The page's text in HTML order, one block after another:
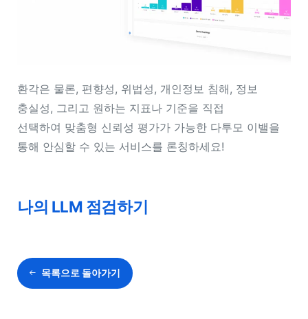
환각은 물론, 편향성, 위법성, 개인정보 침해, 정보
충실성, 그리고 원하는 지표나 기준을 직접
선택하여 맞춤형 신뢰성 평가가 가능한 다투모 이밸을
통해 안심할 수 있는 서비스를 론칭하세요!
나의 LLM 점검하기
목록으로 돌아가기